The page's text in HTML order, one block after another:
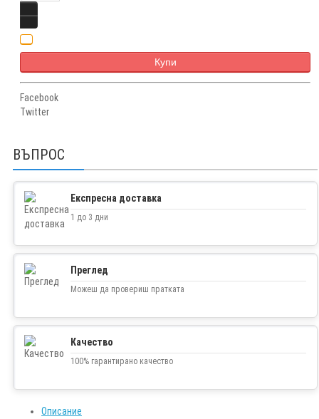
Купи
Facebook
Twitter
ВЪПРОС
Експресна доставка
1 до 3 дни
Преглед
Можеш да провериш пратката
Качество
100% гарантирано качество
Описание